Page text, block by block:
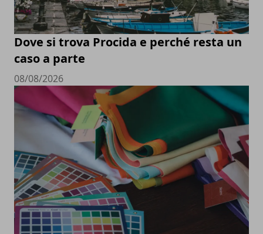
Dove si trova Procida e perché resta un
caso a parte
08/08/2026